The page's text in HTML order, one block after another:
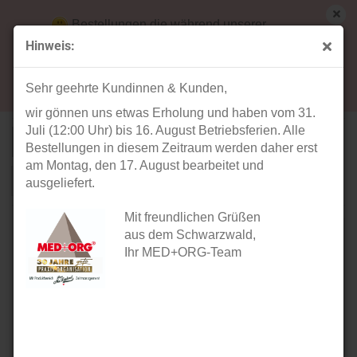
Hinweis:
Sehr geehrte Kundinnen & Kunden,
wir gönnen uns etwas Erholung und haben vom 31.
Juli (12:00 Uhr) bis 16. August Betriebsferien. Alle
Bestellungen in diesem Zeitraum werden daher erst
am Montag, den 17. August bearbeitet und
ausgeliefert.
Mit freundlichen Grüßen
aus dem Schwarzwald,
Ihr MED+ORG-Team
Bestellungen die während unserer
Betriebsferien (31. Juli ab 12:00 Uhr bis 16.
Sortieren nach
Sortieren nach
1